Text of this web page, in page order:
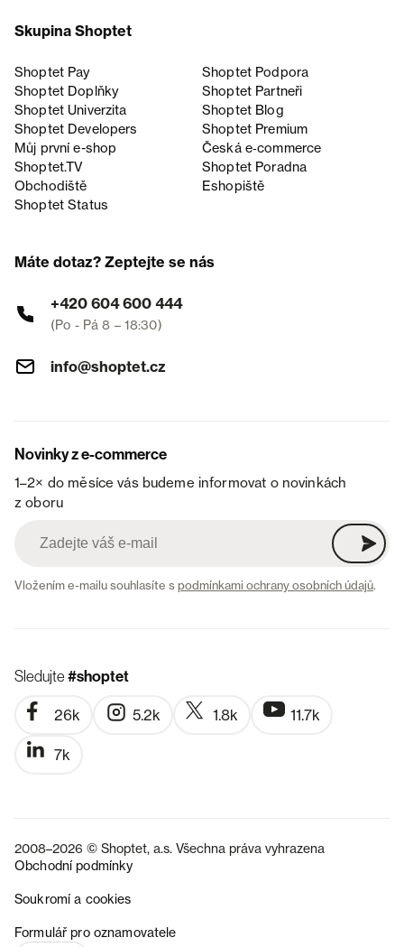
Skupina Shoptet
Shoptet Pay
Shoptet Podpora
Shoptet Doplňky
Shoptet Partneři
Shoptet Univerzita
Shoptet Blog
Shoptet Developers
Shoptet Premium
Můj první e-shop
Česká e‑commerce
Shoptet.TV
Shoptet Poradna
Obchodiště
Eshopiště
Shoptet Status
Máte dotaz? Zeptejte se nás
+420 604 600 444
(Po - Pá 8 – 18:30)
info@shoptet.cz
Novinky z e-commerce
1–2× do měsíce vás budeme informovat o novinkách
z oboru
Vložením e-mailu souhlasíte spodmínkami ochrany osobních údajů.
Sledujte#shoptet
26k 5.2k 1.8k 11.7k
7k
2008–2026 © Shoptet, a.s. Všechna práva vyhrazena
Obchodní podmínky
Soukromí a cookies
Formulář pro oznamovatele